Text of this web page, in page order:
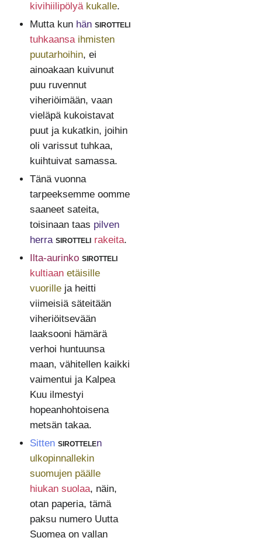
kivihiilipölyä kukalle.
Mutta kun hän sirotteli
tuhkaansa ihmisten
puutarhoihin, ei
ainoakaan kuivunut
puu ruvennut
viheriöimään, vaan
vieläpä kukoistavat
puut ja kukatkin, joihin
oli varissut tuhkaa,
kuihtuivat samassa.
Tänä vuonna
tarpeeksemme oomme
saaneet sateita,
toisinaan taas pilven
herra sirotteli rakeita.
Ilta-aurinko sirotteli
kultiaan etäisille
vuorilleja heitti
viimeisiä säteitään
viheriöitsevään
laaksooni hämärä
verhoi huntuunsa
maan, vähitellen kaikki
vaimentui ja Kalpea
Kuu ilmestyi
hopeanhohtoisena
metsän takaa.
Sitten sirottelen
ulkopinnallekin
suomujen päälle
hiukan suolaa, näin,
otan paperia, tämä
paksu numero Uutta
Suomea on vallan